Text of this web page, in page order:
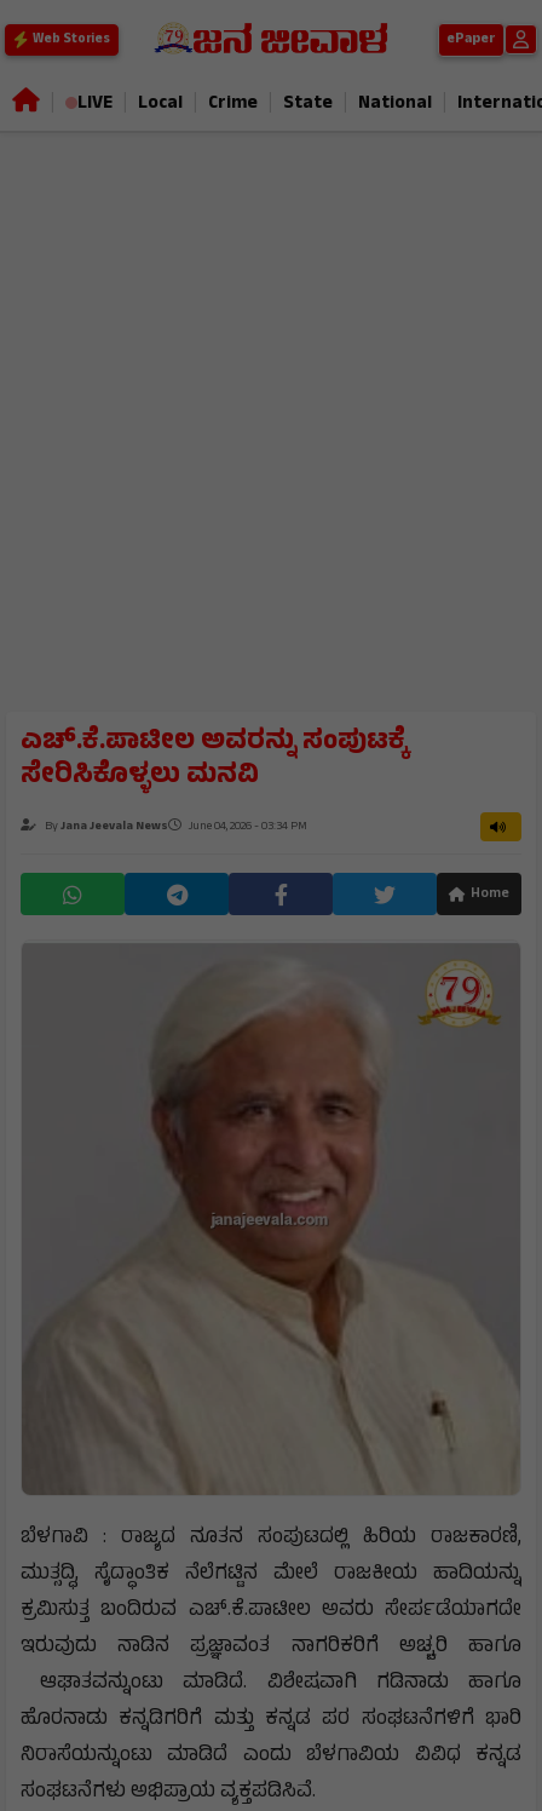
Web Stories ePaper
LIVE Local Crime State National
ಎಚ್.ಕೆ.ಪಾಟೀಲ ಅವರನ್ನು ಸಂಪುಟಕ್ಕೆ
ಸೇರಿಸಿಕೊಳ್ಳಲು ಮನವಿ
ByJana Jeevala News June 04, 2026 - 03:34 PM
Home
ಬೆಳಗಾವಿ : ರಾಜ್ಯದ ನೂತನ ಸಂಪುಟದಲ್ಲಿ ಹಿರಿಯ ರಾಜಕಾರಣಿ,
ಮುತ್ಸದ್ಧಿ, ಸೈದ್ಧಾಂತಿಕ ನೆಲೆಗಟ್ಟಿನ ಮೇಲೆ ರಾಜಕೀಯ ಹಾದಿಯನ್ನು
ಕ್ರಮಿಸುತ್ತ ಬಂದಿರುವ ಎಚ್.ಕೆ.ಪಾಟೀಲ ಅವರು ಸೇರ್ಪಡೆಯಾಗದೇ
ಇರುವುದು ನಾಡಿನ ಪ್ರಜ್ಞಾವಂತ ನಾಗರಿಕರಿಗೆ ಅಚ್ಚರಿ ಹಾಗೂ
ಆಘಾತವನ್ನುಂಟು ಮಾಡಿದೆ. ವಿಶೇಷವಾಗಿ ಗಡಿನಾಡು ಹಾಗೂ
ಹೊರನಾಡು ಕನ್ನಡಿಗರಿಗೆ ಮತ್ತು ಕನ್ನಡ ಪರ ಸಂಘಟನೆಗಳಿಗೆ ಭಾರಿ
ನಿರಾಸೆಯನ್ನುಂಟು ಮಾಡಿದೆ ಎಂದು ಬೆಳಗಾವಿಯ ವಿವಿಧ ಕನ್ನಡ
ಸಂಘಟನೆಗಳು ಅಭಿಪ್ರಾಯ ವ್ಯಕ್ತಪಡಿಸಿವೆ.